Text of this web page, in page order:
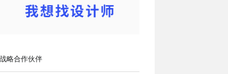
略合作伙伴